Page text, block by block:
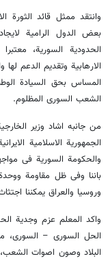
وانتقد ممثل قائد الثورة
بعض الدول الرامیة
الحدودیة السوریة،
الارهابیة وتقدیم الدعم
المساس بحق السیادة
الشعب السوری المظلوم.
من جانبه اشاد وزیر
الجمهوریة الاسلامیة
والحکومة السوریة فی
باننا وفی ظل مقاومة
وروسیا والعراق یمکننا
واکد المعلم عزم وجدیة
الحل السوری – السوری،
البلاد وصون اصوات الشعب،